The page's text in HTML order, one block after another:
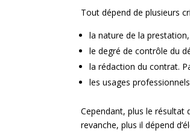
Tout dépend de plusieurs
la nature de la prestation,
le degré de contrôle du
la rédaction du contrat.
les usages
Cependant, plus le résultat
revanche, plus il dépend